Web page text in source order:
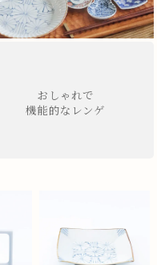
おしゃれで
機能的なレンゲ